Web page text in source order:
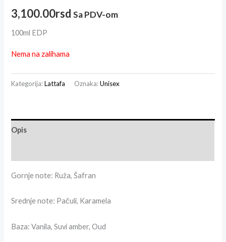
5.00 od 5
na osnovu
kupca
3,100.00rsd Sa PDV-om
100ml EDP
Nema na zalihama
Kategorija:Lattafa Oznaka:Unisex
Opis
Gornje note: Ruža, Šafran
Srednje note: Pačuli, Karamela
Baza: Vanila, Suvi amber, Oud